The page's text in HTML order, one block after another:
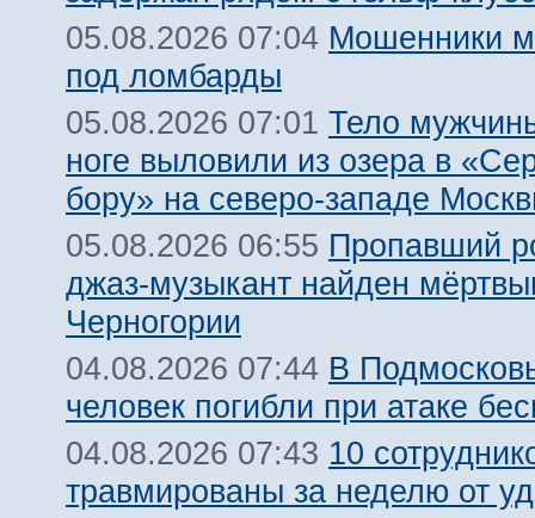
05.08.2026 07:04 Мошенники
под ломбарды
05.08.2026 07:01 Тело
ноге выловили из озера в
бору» на северо-западе
05.08.2026 06:55 Пропавший
джаз-музыкант найден
Черногории
04.08.2026 07:44 В
человек погибли при атаке
04.08.2026 07:43 10
травмированы за неделю от